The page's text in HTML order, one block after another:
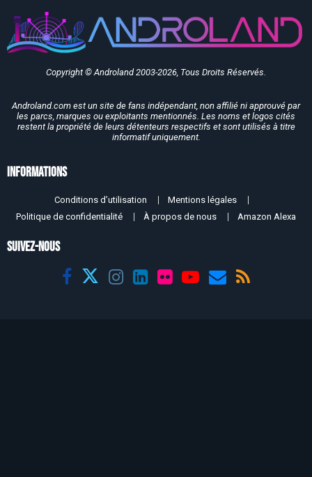
Copyright © Androland 2003-2026, Tous Droits Réservés.
Androland.com est un site de fans indépendant, non affilié ni approuvé par
les parcs, marques ou exploitants mentionnés. Les noms et logos cités
restent la propriété de leurs détenteurs respectifs et sont utilisés à titre
informatif uniquement.
Informations
Conditions d’utilisation
Mentions légales
Politique de confidentialité
À propos de nous Amazon Alexa
SUIVEZ-NOUS